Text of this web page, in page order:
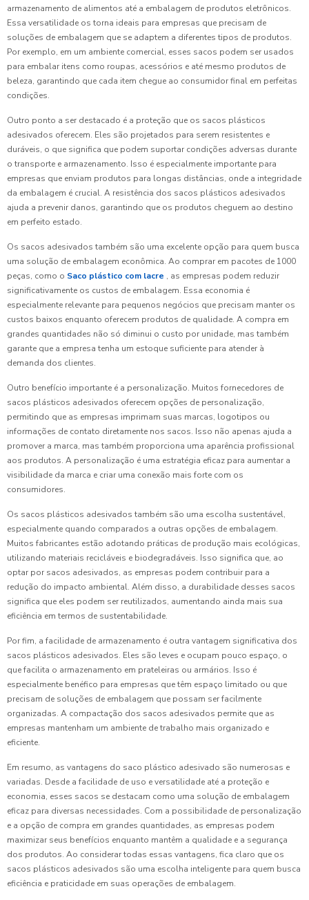
armazenamento de alimentos até a embalagem de produtos eletrônicos.
Essa versatilidade os torna ideais para empresas que precisam de
soluções de embalagem que se adaptem a diferentes tipos de produtos.
Por exemplo, em um ambiente comercial, esses sacos podem ser usados
para embalar itens como roupas, acessórios e até mesmo produtos de
beleza, garantindo que cada item chegue ao consumidor final em perfeitas
condições.
Outro ponto a ser destacado é a proteção que os sacos plásticos
adesivados oferecem. Eles são projetados para serem resistentes e
duráveis, o que significa que podem suportar condições adversas durante
o transporte e armazenamento. Isso é especialmente importante para
empresas que enviam produtos para longas distâncias, onde a integridade
da embalagem é crucial. A resistência dos sacos plásticos adesivados
ajuda a prevenir danos, garantindo que os produtos cheguem ao destino
em perfeito estado.
Os sacos adesivados também são uma excelente opção para quem busca
uma solução de embalagem econômica. Ao comprar em pacotes de 1000
peças, como o Saco plástico com lacre , as empresas podem reduzir
significativamente os custos de embalagem. Essa economia é
especialmente relevante para pequenos negócios que precisam manter os
custos baixos enquanto oferecem produtos de qualidade. A compra em
grandes quantidades não só diminui o custo por unidade, mas também
garante que a empresa tenha um estoque suficiente para atender à
demanda dos clientes.
Outro benefício importante é a personalização. Muitos fornecedores de
sacos plásticos adesivados oferecem opções de personalização,
permitindo que as empresas imprimam suas marcas, logotipos ou
informações de contato diretamente nos sacos. Isso não apenas ajuda a
promover a marca, mas também proporciona uma aparência profissional
aos produtos. A personalização é uma estratégia eficaz para aumentar a
visibilidade da marca e criar uma conexão mais forte com os
consumidores.
Os sacos plásticos adesivados também são uma escolha sustentável,
especialmente quando comparados a outras opções de embalagem.
Muitos fabricantes estão adotando práticas de produção mais ecológicas,
utilizando materiais recicláveis e biodegradáveis. Isso significa que, ao
optar por sacos adesivados, as empresas podem contribuir para a
redução do impacto ambiental. Além disso, a durabilidade desses sacos
significa que eles podem ser reutilizados, aumentando ainda mais sua
eficiência em termos de sustentabilidade.
Por fim, a facilidade de armazenamento é outra vantagem significativa dos
sacos plásticos adesivados. Eles são leves e ocupam pouco espaço, o
que facilita o armazenamento em prateleiras ou armários. Isso é
especialmente benéfico para empresas que têm espaço limitado ou que
precisam de soluções de embalagem que possam ser facilmente
organizadas. A compactação dos sacos adesivados permite que as
empresas mantenham um ambiente de trabalho mais organizado e
eficiente.
Em resumo, as vantagens do saco plástico adesivado são numerosas e
variadas. Desde a facilidade de uso e versatilidade até a proteção e
economia, esses sacos se destacam como uma solução de embalagem
eficaz para diversas necessidades. Com a possibilidade de personalização
e a opção de compra em grandes quantidades, as empresas podem
maximizar seus benefícios enquanto mantêm a qualidade e a segurança
dos produtos. Ao considerar todas essas vantagens, fica claro que os
sacos plásticos adesivados são uma escolha inteligente para quem busca
eficiência e praticidade em suas operações de embalagem.